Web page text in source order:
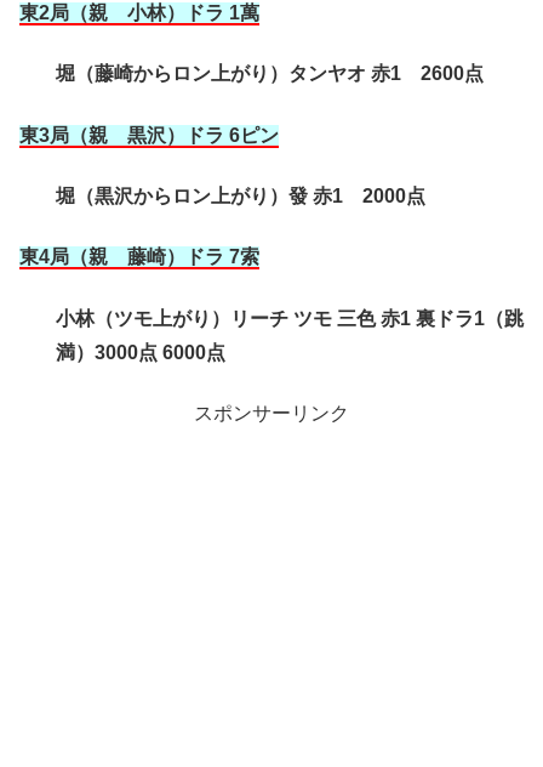
東2局（親 小林）ドラ 1萬
堀（藤崎からロン上がり）タンヤオ 赤1 2600点
東3局（親 黒沢）ドラ 6ピン
堀（黒沢からロン上がり）發 赤1 2000点
東4局（親 藤崎）ドラ 7索
小林（ツモ上がり）リーチ ツモ 三色 赤1 裏ドラ1（跳
満）3000点 6000点
スポンサーリンク